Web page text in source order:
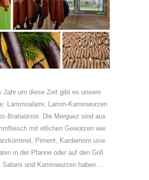
Jahr um diese Zeit gibt es unsere
Lammsalami, Lamm-Kaminwurzen
Bratwürste. Die Merguez sind aus
mit etlichen Gewürzen wie
Piment, Kardamom usw.
in der Pfanne oder auf den Grill
Salami und Kaminwurzen haben…